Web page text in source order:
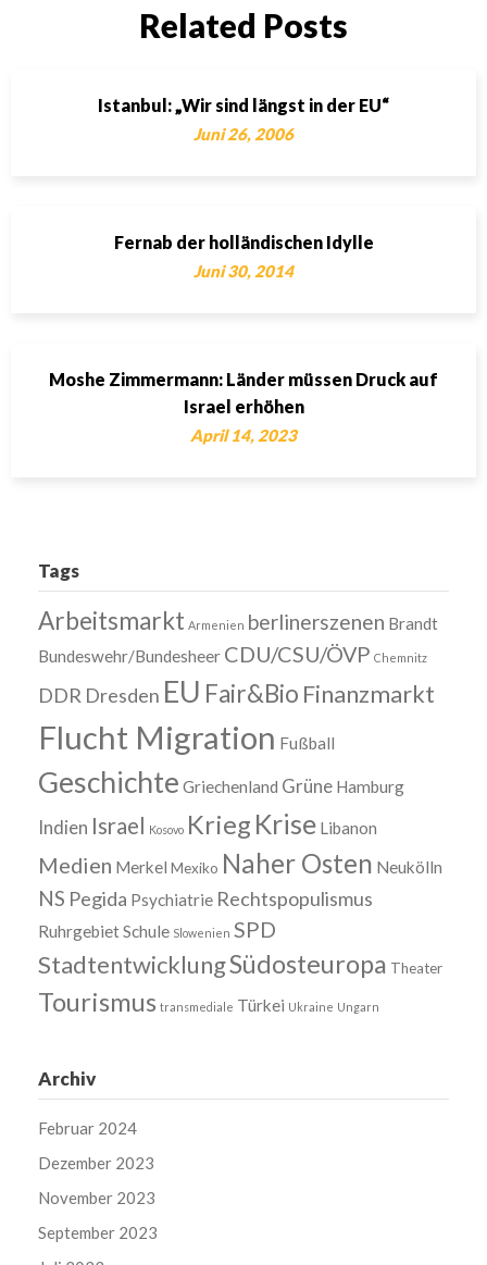
Related Posts
Istanbul: „Wir sind längst in der EU“
Juni 26, 2006
Fernab der holländischen Idylle
Juni 30, 2014
Moshe Zimmermann: Länder müssen Druck auf
Israel erhöhen
April 14, 2023
Tags
Arbeitsmarkt Armenien berlinerszenen Brandt
Bundeswehr/Bundesheer CDU/CSU/ÖVP Chemnitz
DDR Dresden EU Fair&Bio Finanzmarkt
Flucht Migration Fußball
Geschichte Griechenland Grüne Hamburg
Indien Israel Kosovo Krieg Krise Libanon
Medien Merkel Mexiko Naher Osten Neukölln
NS Pegida Psychiatrie Rechtspopulismus
RuhrgebietSchule Slowenien SPD
StadtentwicklungSüdosteuropa Theater
Tourismus transmediale Türkei Ukraine Ungarn
Archiv
Februar 2024
Dezember 2023
November 2023
September 2023